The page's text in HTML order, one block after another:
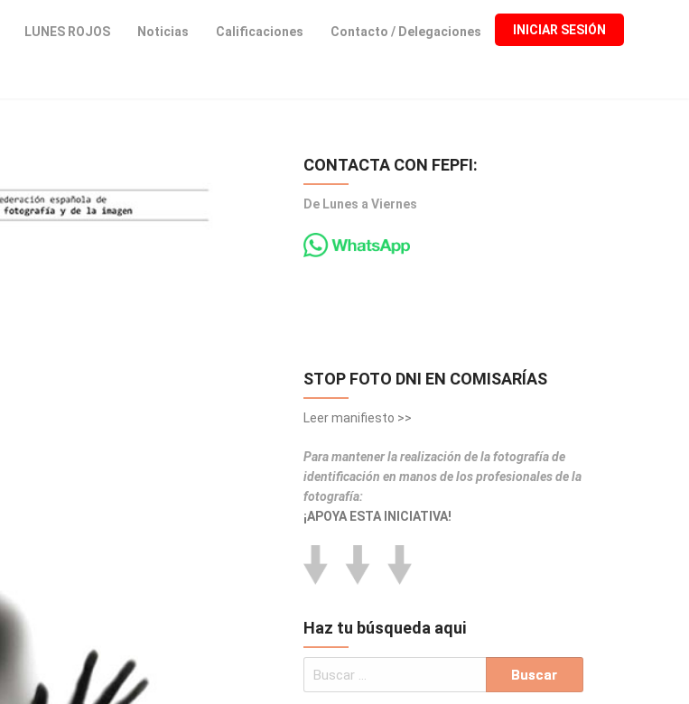
LUNES ROJOS Noticias Calificaciones Contacto / Delegaciones INICIAR SESIÓN
CONTACTA CON FEPFI:
De Lunes a Viernes
STOP FOTO DNI EN COMISARÍAS
Leer manifiesto >>
Para mantener la realización de la fotografía de
identificación en manos de los profesionales de la
fotografía:
¡APOYA ESTA INICIATIVA!
Haz tu búsqueda aqui